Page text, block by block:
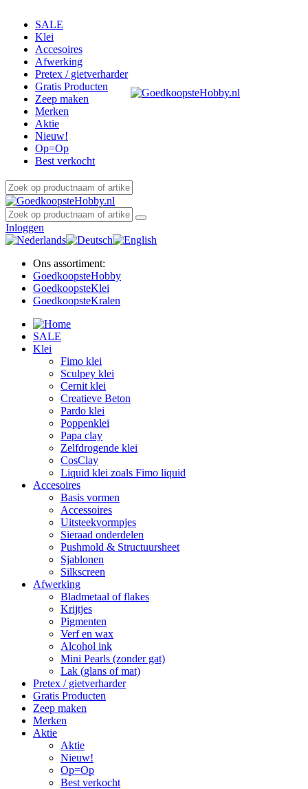
SALE
Klei
Accesoires
Afwerking
Pretex / gietverharder
Gratis Producten
Zeep maken
Merken
Aktie
Nieuw!
Op=Op
Best verkocht
Inloggen
Ons assortiment:
GoedkoopsteHobby
GoedkoopsteKlei
GoedkoopsteKralen
SALE
Klei
Fimo klei
Sculpey klei
Cernit klei
Creatieve Beton
Pardo klei
Poppenklei
Papa clay
Zelfdrogende klei
CosClay
Liquid klei zoals Fimo liquid
Accesoires
Basis vormen
Accessoires
Uitsteekvormpjes
Sieraad onderdelen
Pushmold & Structuursheet
Sjablonen
Silkscreen
Afwerking
Bladmetaal of flakes
Krijtjes
Pigmenten
Verf en wax
Alcohol ink
Mini Pearls (zonder gat)
Lak (glans of mat)
Pretex / gietverharder
Gratis Producten
Zeep maken
Merken
Aktie
Aktie
Nieuw!
Op=Op
Best verkocht